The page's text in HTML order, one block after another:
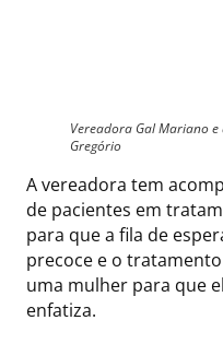
Vereadora Gal Mariano
Gregório
A vereadora tem
de pacientes em
para que a fila de
precoce e o
uma mulher para que
enfatiza.